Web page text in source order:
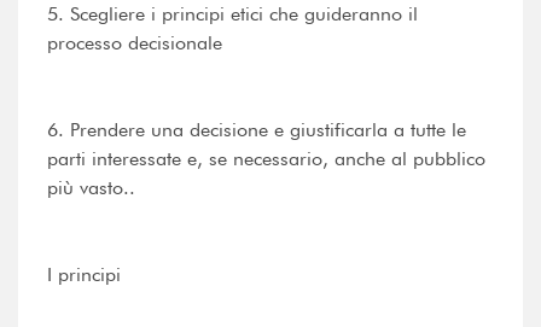
5. Scegliere i principi etici che guideranno il
processo decisionale
6. Prendere una decisione e giustificarla a tutte le
parti interessate e, se necessario, anche al pubblico
più vasto..
I principi